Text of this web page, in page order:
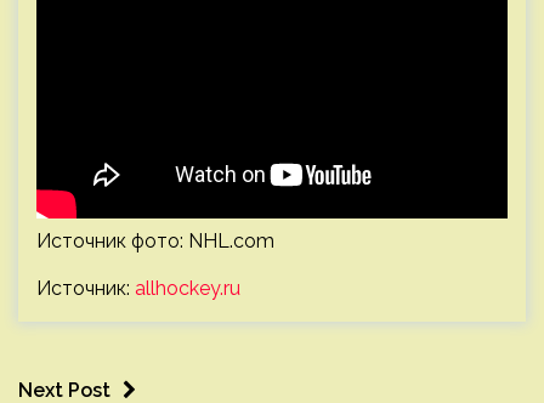
Источник фото: NHL.com
Источник: allhockey.ru
Next Post